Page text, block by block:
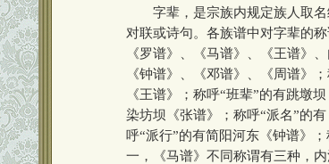
字辈，是宗族内规定族人取名
对联或诗句。各族谱中对字辈的
《罗谱》、《马谱》、《王谱》
《钟谱》、《邓谱》、《周谱》
《王谱》；称呼“班辈”的有跳墩
染坊坝《张谱》；称呼“派名”的
呼“派行”的有简阳河东《钟谱》
一，《马谱》不同称谓有三种，